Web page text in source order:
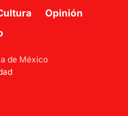
Opinión
de México